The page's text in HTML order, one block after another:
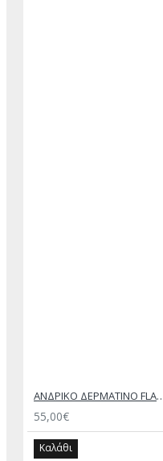
ΑΝΔΡΙΚΟ ΔΕΡΜΑΤΙΝΟ FLAT
55,00€
Καλάθι